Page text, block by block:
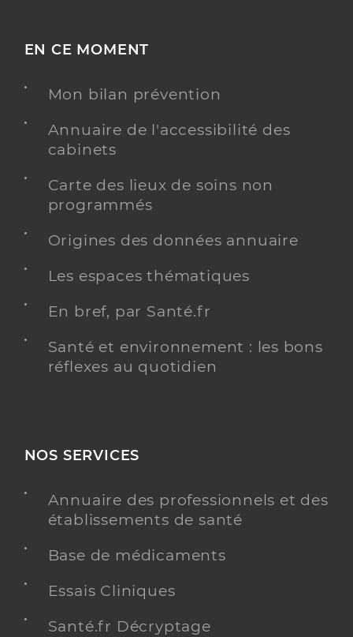
EN CE MOMENT
Mon bilan prévention
Annuaire de l'accessibilité des
cabinets
Carte des lieux de soins non
programmés
Origines des données annuaire
Les espaces thématiques
En bref, par Santé.fr
Santé et environnement : les bons
réflexes au quotidien
NOS SERVICES
Annuaire des professionnels et des
établissements de santé
Base de médicaments
Essais Cliniques
Santé.fr Décryptage